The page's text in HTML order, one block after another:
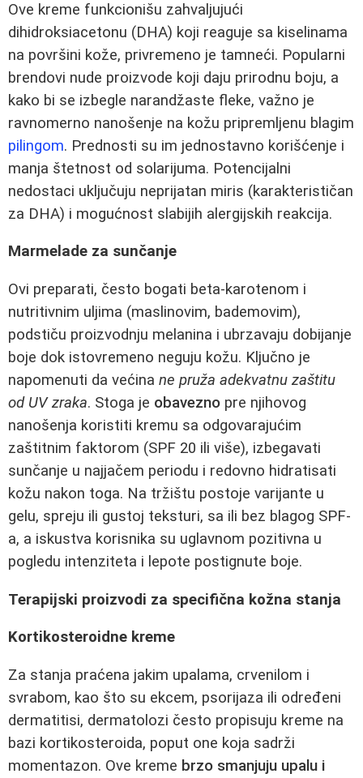
Ove kreme funkcionišu zahvaljujući
dihidroksiacetonu (DHA) koji reaguje sa kiselinama
na površini kože, privremeno je tamneći. Popularni
brendovi nude proizvode koji daju prirodnu boju, a
kako bi se izbegle narandžaste fleke, važno je
ravnomerno nanošenje na kožu pripremljenu blagim
pilingom. Prednosti su im jednostavno korišćenje i
manja štetnost od solarijuma. Potencijalni
nedostaci uključuju neprijatan miris (karakterističan
za DHA) i mogućnost slabijih alergijskih reakcija.
Marmelade za sunčanje
Ovi preparati, često bogati beta-karotenom i
nutritivnim uljima (maslinovim, bademovim),
podstiču proizvodnju melanina i ubrzavaju dobijanje
boje dok istovremeno neguju kožu. Ključno je
napomenuti da većina ne pruža adekvatnu zaštitu
od UV zraka. Stoga je obavezno pre njihovog
nanošenja koristiti kremu sa odgovarajućim
zaštitnim faktorom (SPF 20 ili više), izbegavati
sunčanje u najjačem periodu i redovno hidratisati
kožu nakon toga. Na tržištu postoje varijante u
gelu, spreju ili gustoj teksturi, sa ili bez blagog SPF-
a, a iskustva korisnika su uglavnom pozitivna u
pogledu intenziteta i lepote postignute boje.
Terapijski proizvodi za specifična kožna stanja
Kortikosteroidne kreme
Za stanja praćena jakim upalama, crvenilom i
svrabom, kao što su ekcem, psorijaza ili određeni
dermatitisi, dermatolozi često propisuju kreme na
bazi kortikosteroida, poput one koja sadrži
momentazon. Ove kreme brzo smanjuju upalu i